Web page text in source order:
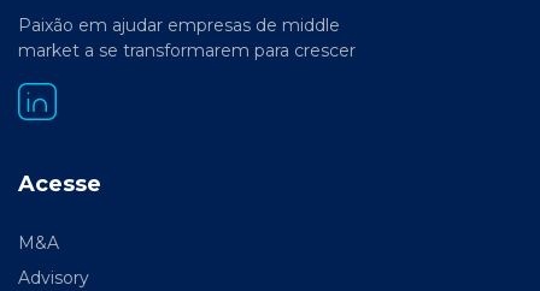
Paixão em ajudar empresas de middle
market a se transformarem para crescer
Acesse
M&A
Advisory